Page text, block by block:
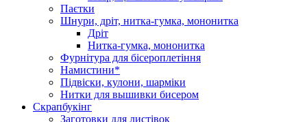
Паєтки
Шнури, дріт, нитка-гумка, мононитка
Дріт
Нитка-гумка, мононитка
Фурнітура для бісероплетіння
Намистини*
Підвіски, кулони, шарміки
Нитки для вышивки бисером
Скрапбукінг
Заготовки для листівок